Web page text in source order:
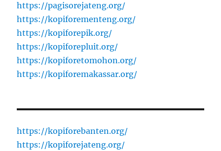
https://pagisorejateng.org/
https://kopiforementeng.org/
https://kopiforepik.org/
https://kopiforepluit.org/
https://kopiforetomohon.org/
https://kopiforemakassar.org/
https://kopiforebanten.org/
https://kopiforejateng.org/